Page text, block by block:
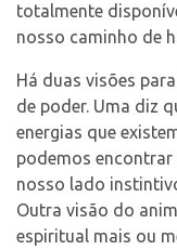
totalmente
nosso caminho de
Há duas visões
de poder. Uma diz
energias que
podemos
nosso lado
Outra visão do
espiritual mais ou